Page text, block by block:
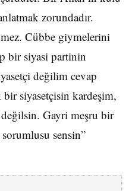
zorundadır.
Cübbe giymelerini
bir siyasi partinin
değilim cevap
siyasetçisin kardeşim,
Gayri meşru bir
sensin”